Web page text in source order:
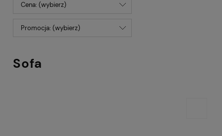
Cena: (wybierz)
Promocja: (wybierz)
Sofa